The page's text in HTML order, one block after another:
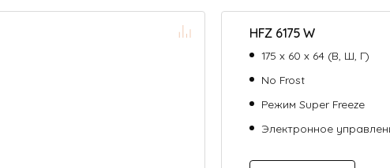
HFZ 6175 W
175 х 60 х 64 (В, Ш, Г)
No Frost
Режим Super Freeze
Электронное